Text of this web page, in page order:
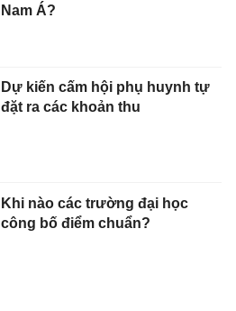
Nam Á?
Dự kiến cấm hội phụ huynh tự
đặt ra các khoản thu
Khi nào các trường đại học
công bố điểm chuẩn?